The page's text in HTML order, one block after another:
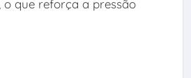
o que reforça a pressão